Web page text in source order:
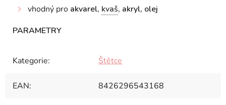
vhodný pro akvarel, kvaš, akryl, olej
Kategorie: Štětce
EAN: 8426296543168